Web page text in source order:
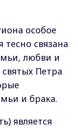
особое
тесно связана
любви и
святых Петра
и брака.
является